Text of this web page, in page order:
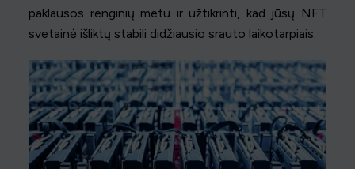
paklausos renginių metu ir užtikrinti, kad jūsų NFT
svetainė išliktų stabili didžiausio srauto laikotarpiais.